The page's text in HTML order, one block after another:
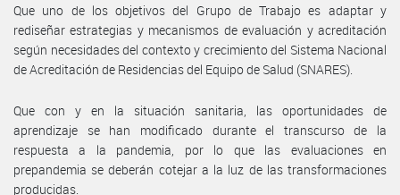
Que uno de los objetivos del Grupo de Trabajo es adaptar y
rediseñar estrategias y mecanismos de evaluación y acreditación
según necesidades del contexto y crecimiento del Sistema Nacional
de Acreditación de Residencias del Equipo de Salud (SNARES).
Que con y en la situación sanitaria, las oportunidades de
aprendizaje se han modificado durante el transcurso de la
respuesta a la pandemia, por lo que las evaluaciones en
prepandemia se deberán cotejar a la luz de las transformaciones
producidas.